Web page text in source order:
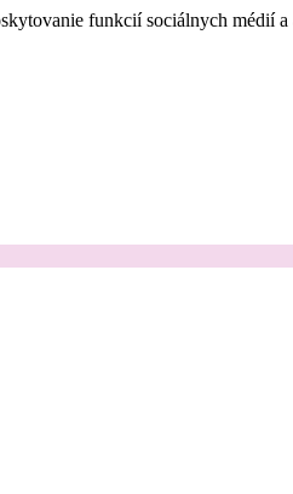
funkcií sociálnych médií